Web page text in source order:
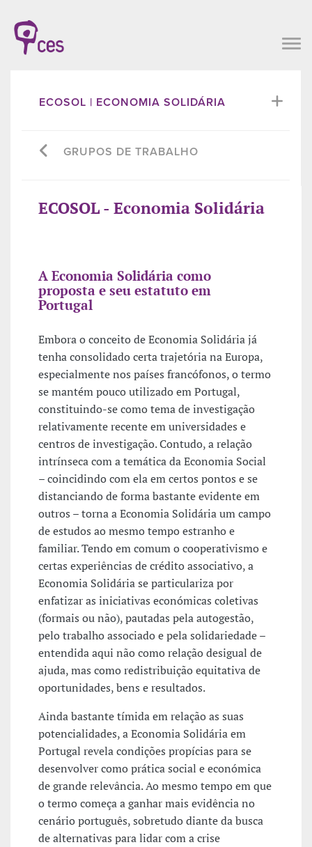
ECOSOL | ECONOMIA SOLIDÁRIA
GRUPOS DE TRABALHO
ECOSOL - Economia Solidária
A Economia Solidária como
proposta e seu estatuto em
Portugal
Embora o conceito de Economia Solidária já
tenha consolidado certa trajetória na Europa,
especialmente nos países francófonos, o termo
se mantém pouco utilizado em Portugal,
constituindo-se como tema de investigação
relativamente recente em universidades e
centros de investigação. Contudo, a relação
intrínseca com a temática da Economia Social
– coincidindo com ela em certos pontos e se
distanciando de forma bastante evidente em
outros – torna a Economia Solidária um campo
de estudos ao mesmo tempo estranho e
familiar. Tendo em comum o cooperativismo e
certas experiências de crédito associativo, a
Economia Solidária se particulariza por
enfatizar as iniciativas económicas coletivas
(formais ou não), pautadas pela autogestão,
pelo trabalho associado e pela solidariedade –
entendida aqui não como relação desigual de
ajuda, mas como redistribuição equitativa de
oportunidades, bens e resultados.
Ainda bastante tímida em relação as suas
potencialidades, a Economia Solidária em
Portugal revela condições propícias para se
desenvolver como prática social e económica
de grande relevância. Ao mesmo tempo em que
o termo começa a ganhar mais evidência no
cenário português, sobretudo diante da busca
de alternativas para lidar com a crise